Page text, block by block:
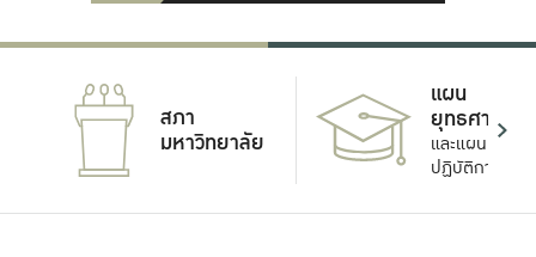
สภา
มหาวิทยาลัย
แผน
ยุทธศาสตร์
และแผน
ปฏิบัติการ